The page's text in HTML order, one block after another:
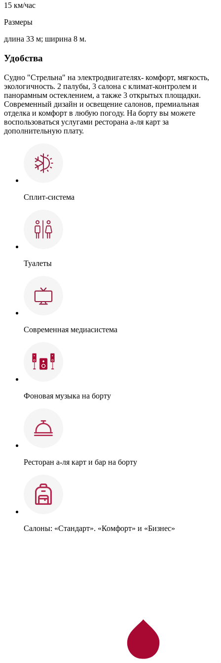
15 км/час
Размеры
длина 33 м; ширина 8 м.
Удобства
Судно "Стрельна" на электродвигателях- комфорт, мягкость,
экологичность. 2 палубы, 3 салона с климат-контролем и
панорамным остеклением, а также 3 открытых площадки.
Современный дизайн и освещение салонов, премиальная
отделка и комфорт в любую погоду. На борту вы можете
воспользоваться услугами ресторана а-ля карт за
дополнительную плату.
Сплит-система
Туалеты
Современная медиасистема
Фоновая музыка на борту
Ресторан а-ля карт и бар на борту
Салоны: «Стандарт». «Комфорт» и «Бизнес»